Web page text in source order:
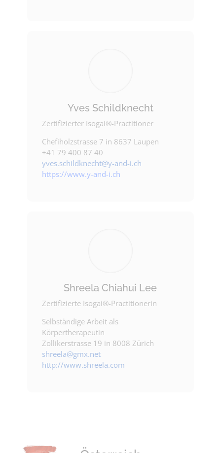
Yves Schildknecht
Zertifizierter Isogai®-Practitioner
Chefiholzstrasse 7 in 8637 Laupen
+41 79 400 87 40
yves.schildknecht@y-and-i.ch
https://www.y-and-i.ch
Shreela Chiahui Lee
Zertifizierte Isogai®-Practitionerin
Selbständige Arbeit als
Körpertherapeutin
Zollikerstrasse 19 in 8008 Zürich
shreela@gmx.net
http://www.shreela.com